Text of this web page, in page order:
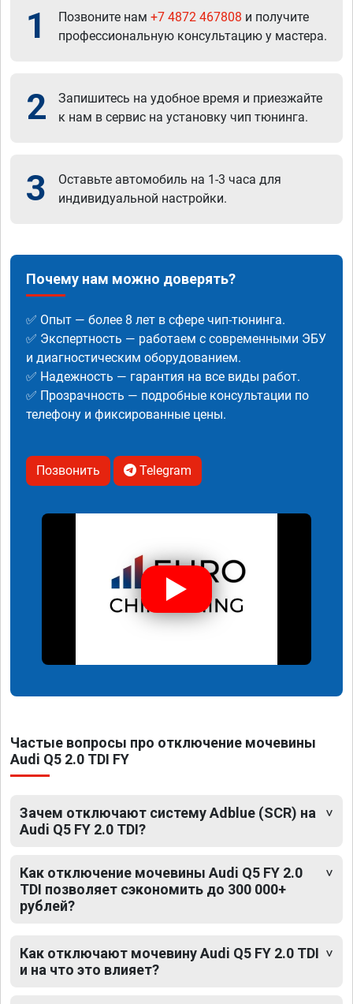
1 Позвоните нам +7 4872 467808 и получите
профессиональную консультацию у мастера.
2
Запишитесь на удобное время и приезжайте
к нам в сервис на установку чип тюнинга.
3
Оставьте автомобиль на 1-3 часа для
индивидуальной настройки.
Почему нам можно доверять?
✅ Опыт — более 8 лет в сфере чип-тюнинга.
✅ Экспертность — работаем с современными ЭБУ
и диагностическим оборудованием.
✅ Надежность — гарантия на все виды работ.
✅ Прозрачность — подробные консультации по
телефону и фиксированные цены.
Позвонить Telegram
Частые вопросы про отключение мочевины
Audi Q5 2.0 TDI FY
Зачем отключают систему Adblue (SCR) на
Audi Q5 FY 2.0 TDI?
Как отключение мочевины Audi Q5 FY 2.0
TDI позволяет сэкономить до 300 000+
рублей?
Как отключают мочевину Audi Q5 FY 2.0 TDI
и на что это влияет?